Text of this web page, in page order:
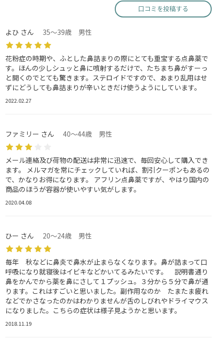
口コミを投稿する
よひ さん 35～39歳 男性
花粉症の時期や、ふとした鼻詰まりの際にとても重宝する点鼻薬で
す。ほんの少しシュッと鼻に噴射するだけで、たちまち鼻がすーっ
と開くのでとても驚きます。ステロイドですので、あまり乱用はせ
ずにどうしても鼻詰まりが辛いときだけ使うようにしています。
2022.02.27
ファミリー さん 40～44歳 男性
メール連絡及び荷物の配送は非常に迅速で、毎回安心して購入でき
ます。 メルマガを常にチェックしていれば、割引クーポンもあるの
で、かなりお得になります。 アフリン点鼻薬ですが、やはり国内の
商品のほうが容器が使いやすい気がします。
2020.04.08
ひー さん 20～24歳 男性
毎年 秋などに鼻炎で鼻水が止まらなくなります。鼻が詰まって口
呼吸になり就寝後はイビキなどかいてるみたいです。 説明書通り
鼻をかんでから薬を鼻にさして１プッシュ。３分から５分で鼻が通
ります。これはすごいと思いました。副作用なのか たまたま疲れ
などでかさなったのかはわかりませんが舌のしびれやドライマウス
になりました。こちらの症状は様子見ようかと思います。
2018.11.19